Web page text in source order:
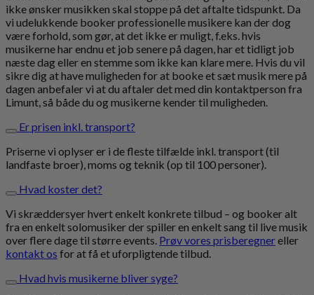
ikke ønsker musikken skal stoppe på det aftalte tidspunkt. Da
vi udelukkende booker professionelle musikere kan der dog
være forhold, som gør, at det ikke er muligt, f.eks. hvis
musikerne har endnu et job senere på dagen, har et tidligt job
næste dag eller en stemme som ikke kan klare mere. Hvis du vil
sikre dig at have muligheden for at booke et sæt musik mere på
dagen anbefaler vi at du aftaler det med din kontaktperson fra
Limunt, så både du og musikerne kender til muligheden.
Er prisen inkl. transport?
Priserne vi oplyser er i de fleste tilfælde inkl. transport (til
landfaste broer), moms og teknik (op til 100 personer).
Hvad koster det?
Vi skræddersyer hvert enkelt konkrete tilbud – og booker alt
fra en enkelt solomusiker der spiller en enkelt sang til live musik
over flere dage til større events. Prøv vores prisberegnereller
kontakt os for at få et uforpligtende tilbud.
Hvad hvis musikerne bliver syge?